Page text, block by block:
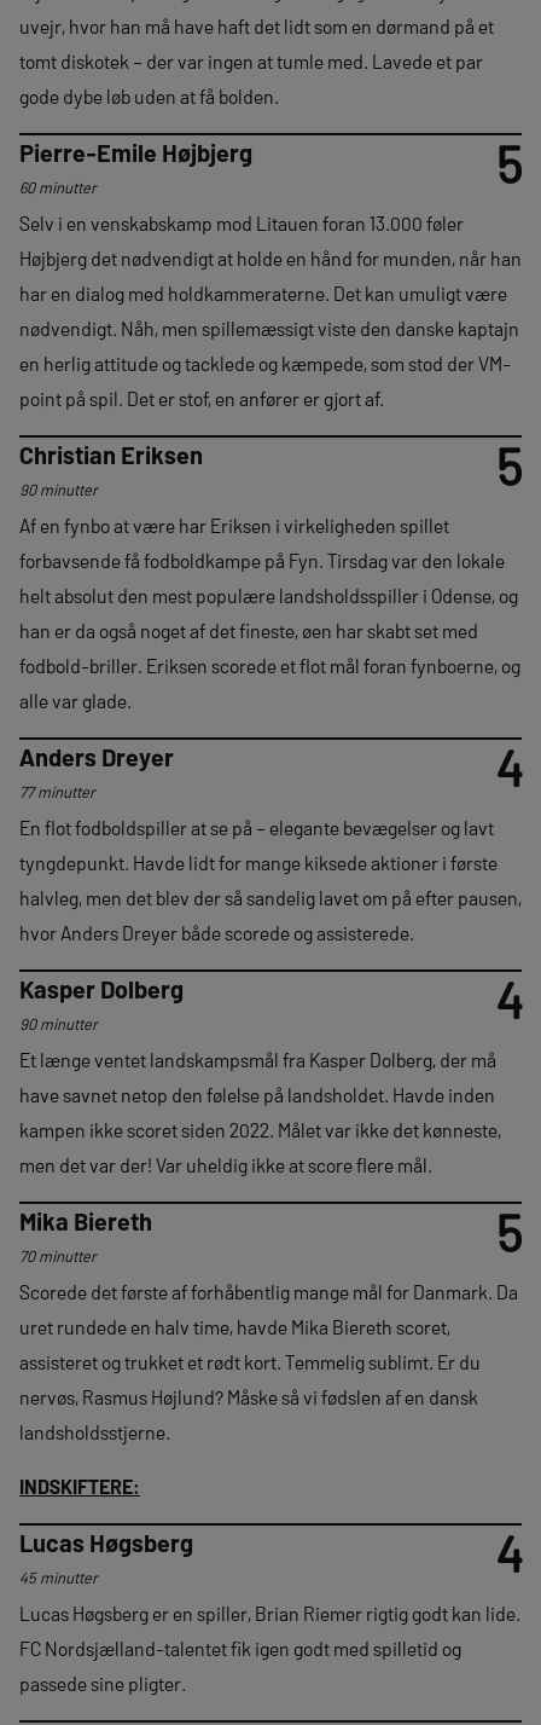
uvejr, hvor han må have haft det lidt som en dørmand på et
tomt diskotek – der var ingen at tumle med. Lavede et par
gode dybe løb uden at få bolden.
Pierre-Emile Højbjerg
60 minutter 5
Selv i en venskabskamp mod Litauen foran 13.000 føler
Højbjerg det nødvendigt at holde en hånd for munden, når han
har en dialog med holdkammeraterne. Det kan umuligt være
nødvendigt. Nåh, men spillemæssigt viste den danske kaptajn
en herlig attitude og tacklede og kæmpede, som stod der VM-
point på spil. Det er stof, en anfører er gjort af.
Christian Eriksen
90 minutter 5
Af en fynbo at være har Eriksen i virkeligheden spillet
forbavsende få fodboldkampe på Fyn. Tirsdag var den lokale
helt absolut den mest populære landsholdsspiller i Odense, og
han er da også noget af det fineste, øen har skabt set med
fodbold-briller. Eriksen scorede et flot mål foran fynboerne, og
alle var glade.
Anders Dreyer
77 minutter 4
En flot fodboldspiller at se på – elegante bevægelser og lavt
tyngdepunkt. Havde lidt for mange kiksede aktioner i første
halvleg, men det blev der så sandelig lavet om på efter pausen,
hvor Anders Dreyer både scorede og assisterede.
Kasper Dolberg
90 minutter 4
Et længe ventet landskampsmål fra Kasper Dolberg, der må
have savnet netop den følelse på landsholdet. Havde inden
kampen ikke scoret siden 2022. Målet var ikke det kønneste,
men det var der! Var uheldig ikke at score flere mål.
Mika Biereth
70 minutter 5
Scorede det første af forhåbentlig mange mål for Danmark. Da
uret rundede en halv time, havde Mika Biereth scoret,
assisteret og trukket et rødt kort. Temmelig sublimt. Er du
nervøs, Rasmus Højlund? Måske så vi fødslen af en dansk
landsholdsstjerne.
INDSKIFTERE:
Lucas Høgsberg
45 minutter 4
Lucas Høgsberg er en spiller, Brian Riemer rigtig godt kan lide.
FC Nordsjælland-talentet fik igen godt med spilletid og
passede sine pligter.